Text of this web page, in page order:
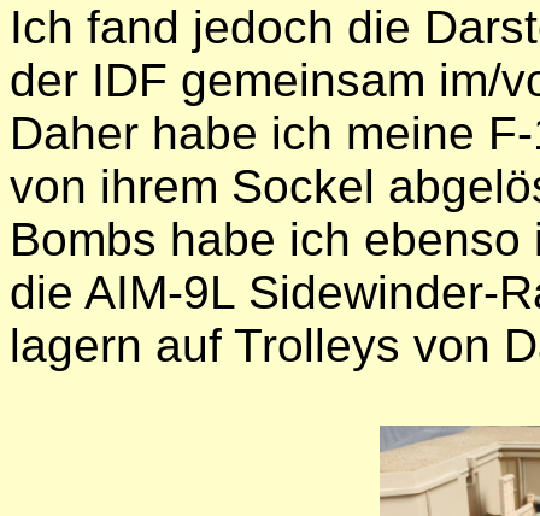
Ich fand jedoch die
der IDF gemeinsam im/
Daher habe ich meine
von ihrem Sockel
Bombs habe ich
die AIM-9L Sidewinder-
lagern auf Trolleys von